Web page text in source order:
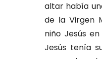
altar había
de la Virgen
niño Jesús
Jesús tenía